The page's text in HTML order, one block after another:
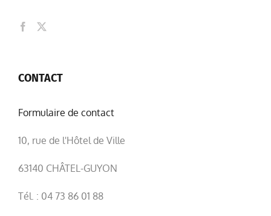
CONTACT
Formulaire de contact
10, rue de l'Hôtel de Ville
63140 CHÂTEL-GUYON
Tél. : 04 73 86 01 88